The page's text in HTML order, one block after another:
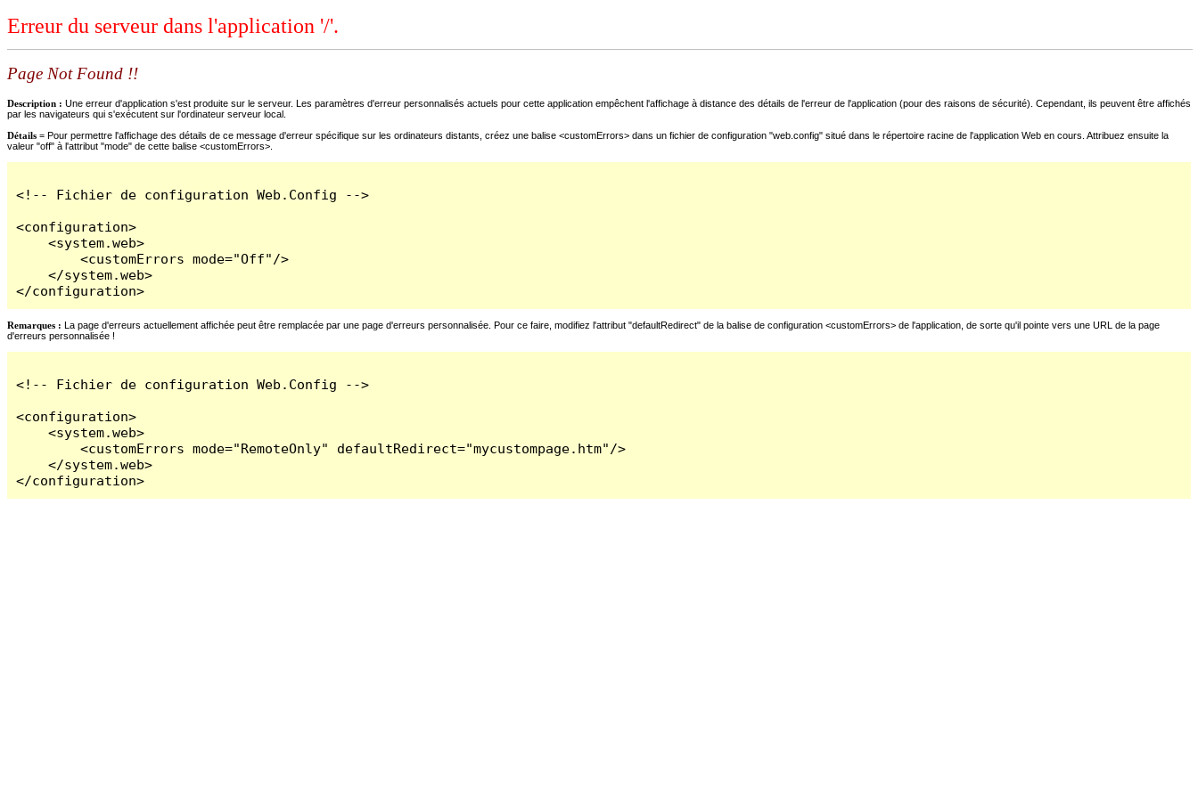
Erreur du serveur dans l'application '/'.
Page Not Found !!
Description : Une erreur d'application s'est produite sur le serveur. Les paramètres d'erreur personnalisés actuels pour cette application empêchent l'affichage à distance des détails de l'erreur de l'application (pour des raisons de sécurité). Cependant, ils peuvent être affichés
par les navigateurs qui s'exécutent sur l'ordinateur serveur local.
Détails = Pour permettre l'affichage des détails de ce message d'erreur spécifique sur les ordinateurs distants, créez une balise <customErrors> dans un fichier de configuration "web.config" situé dans le répertoire racine de l'application Web en cours. Attribuez ensuite la
valeur "off" à l'attribut "mode" de cette balise <customErrors>.
<!-- Fichier de configuration Web.Config -->
<configuration>
    <system.web>
        <customErrors mode="Off"/>
    </system.web>
</configuration>
Remarques : La page d'erreurs actuellement affichée peut être remplacée par une page d'erreurs personnalisée. Pour ce faire, modifiez l'attribut "defaultRedirect" de la balise de configuration <customErrors> de l'application, de sorte qu'il pointe vers une URL de la page
d'erreurs personnalisée !
<!-- Fichier de configuration Web.Config -->
<configuration>
    <system.web>
        <customErrors mode="RemoteOnly" defaultRedirect="mycustompage.htm"/>
    </system.web>
</configuration>